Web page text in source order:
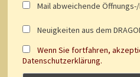
Mail abweichende
Neuigkeiten aus dem
Wenn Sie fortfahren,
Datenschutzerklärung.